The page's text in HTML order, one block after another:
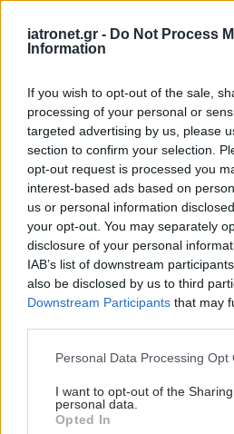
iatronet.gr - Do Not Process
Information
If you wish to opt-out of the sale,
processing of your personal or
targeted advertising by us, please
section to confirm your selection.
opt-out request is processed you
interest-based ads based on
us or personal information
your opt-out. You may separately
disclosure of your personal
IAB’s list of downstream
also be disclosed by us to third
Downstream Participants that may
Please note that this website/app
not limited to your visit or usage
grant or deny consent to Google
use your data for below specified
Personal Data Processing Opt
I want to opt-out of the
personal data.
Opted In